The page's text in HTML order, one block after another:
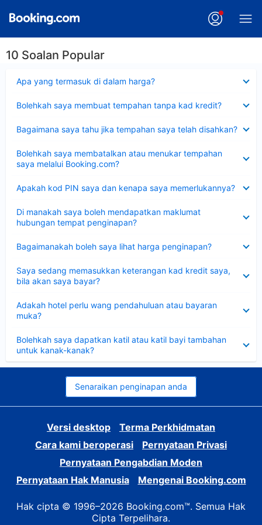
10 Soalan Popular
Apa yang termasuk di dalam harga?
Bolehkah saya membuat tempahan tanpa kad kredit?
Bagaimana saya tahu jika tempahan saya telah disahkan?
Bolehkah saya membatalkan atau menukar tempahan
saya melalui Booking.com?
Apakah kod PIN saya dan kenapa saya memerlukannya?
Di manakah saya boleh mendapatkan maklumat
hubungan tempat penginapan?
Bagaimanakah boleh saya lihat harga penginapan?
Saya sedang memasukkan keterangan kad kredit saya,
bila akan saya bayar?
Adakah hotel perlu wang pendahuluan atau bayaran
muka?
Bolehkah saya dapatkan katil atau katil bayi tambahan
untuk kanak-kanak?
Senaraikan penginapan anda
Versi desktop
Terma Perkhidmatan
Cara kami beroperasi
Pernyataan Privasi
Pernyataan Pengabdian Moden
Pernyataan Hak Manusia
Mengenai Booking.com
Hak cipta © 1996–2026 Booking.com™. Semua Hak
Cipta Terpelihara.